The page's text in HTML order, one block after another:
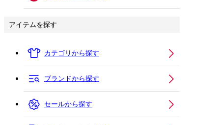
アイテムを探す
カテゴリから探す
ブランドから探す
セールから探す